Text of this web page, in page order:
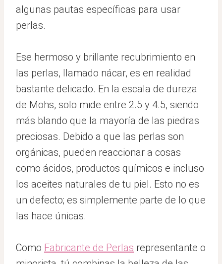
algunas pautas específicas para usar
perlas.
Ese hermoso y brillante recubrimiento en
las perlas, llamado nácar, es en realidad
bastante delicado. En la escala de dureza
de Mohs, solo mide entre 2.5 y 4.5, siendo
más blando que la mayoría de las piedras
preciosas. Debido a que las perlas son
orgánicas, pueden reaccionar a cosas
como ácidos, productos químicos e incluso
los aceites naturales de tu piel. Esto no es
un defecto; es simplemente parte de lo que
las hace únicas.
Como Fabricante de Perlas representante o